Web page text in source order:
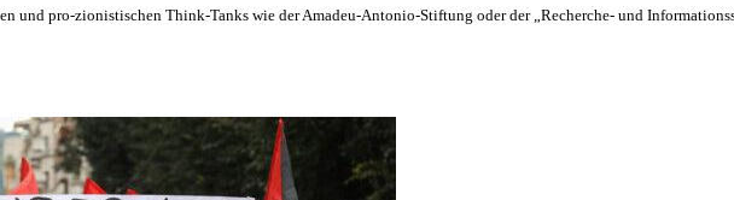
und pro-zionistischen Think-Tanks wie der Amadeu-Antonio-Stiftung oder der „Recherche- und